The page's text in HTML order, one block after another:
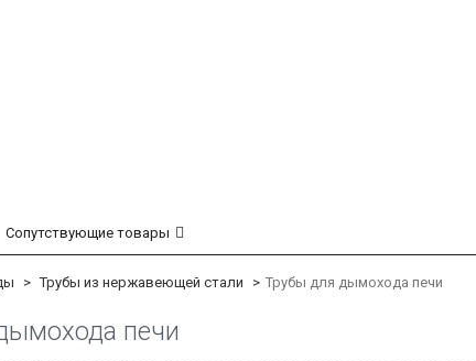
Сопутствующие товары
Трубы из нержавеющей стали Трубы для дымохода печи
печи